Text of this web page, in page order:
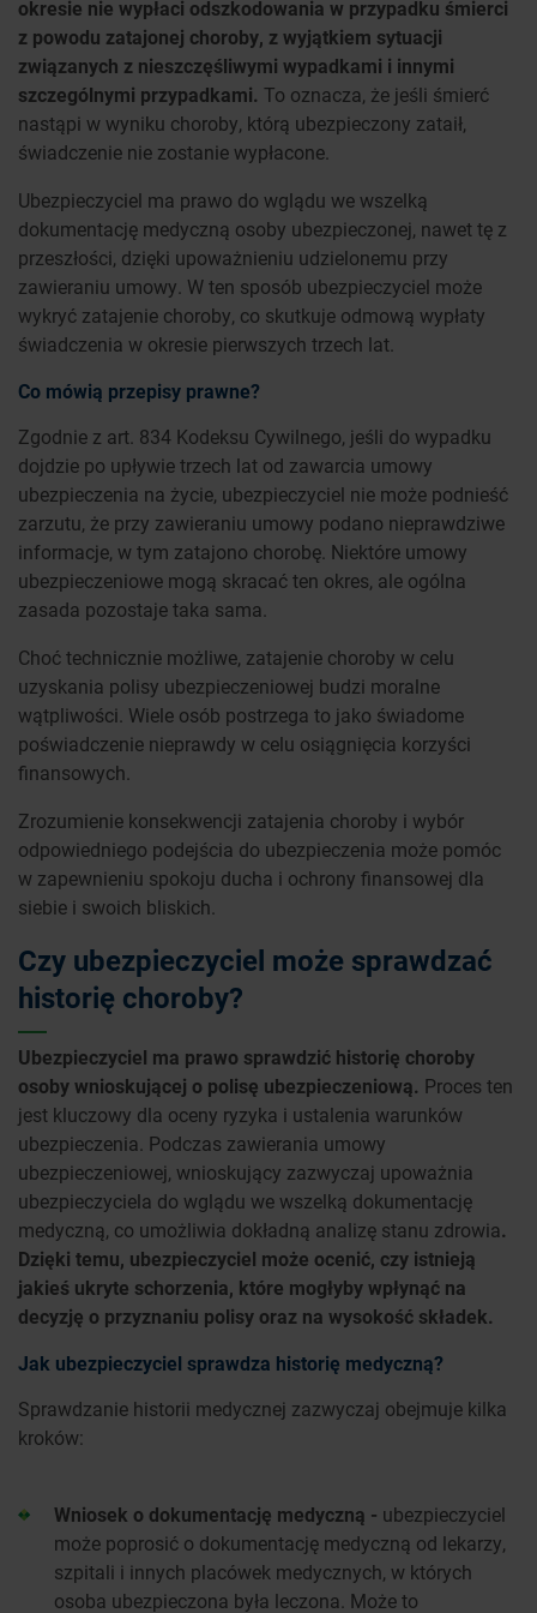
okresie nie wypłaci odszkodowania w przypadku śmierci
z powodu zatajonej choroby, z wyjątkiem sytuacji
związanych z nieszczęśliwymi wypadkami i innymi
szczególnymi przypadkami. To oznacza, że jeśli śmierć
nastąpi w wyniku choroby, którą ubezpieczony zataił,
świadczenie nie zostanie wypłacone.
Ubezpieczyciel ma prawo do wglądu we wszelką
dokumentację medyczną osoby ubezpieczonej, nawet tę z
przeszłości, dzięki upoważnieniu udzielonemu przy
zawieraniu umowy. W ten sposób ubezpieczyciel może
wykryć zatajenie choroby, co skutkuje odmową wypłaty
świadczenia w okresie pierwszych trzech lat.
Co mówią przepisy prawne?
Zgodnie z art. 834 Kodeksu Cywilnego, jeśli do wypadku
dojdzie po upływie trzech lat od zawarcia umowy
ubezpieczenia na życie, ubezpieczyciel nie może podnieść
zarzutu, że przy zawieraniu umowy podano nieprawdziwe
informacje, w tym zatajono chorobę. Niektóre umowy
ubezpieczeniowe mogą skracać ten okres, ale ogólna
zasada pozostaje taka sama.
Choć technicznie możliwe, zatajenie choroby w celu
uzyskania polisy ubezpieczeniowej budzi moralne
wątpliwości. Wiele osób postrzega to jako świadome
poświadczenie nieprawdy w celu osiągnięcia korzyści
finansowych.
Zrozumienie konsekwencji zatajenia choroby i wybór
odpowiedniego podejścia do ubezpieczenia może pomóc
w zapewnieniu spokoju ducha i ochrony finansowej dla
siebie i swoich bliskich.
Czy ubezpieczyciel może sprawdzać
historię choroby?
Ubezpieczyciel ma prawo sprawdzić historię choroby
osoby wnioskującej o polisę ubezpieczeniową. Proces ten
jest kluczowy dla oceny ryzyka i ustalenia warunków
ubezpieczenia. Podczas zawierania umowy
ubezpieczeniowej, wnioskujący zazwyczaj upoważnia
ubezpieczyciela do wglądu we wszelką dokumentację
medyczną, co umożliwia dokładną analizę stanu zdrowia.
Dzięki temu, ubezpieczyciel może ocenić, czy istnieją
jakieś ukryte schorzenia, które mogłyby wpłynąć na
decyzję o przyznaniu polisy oraz na wysokość składek.
Jak ubezpieczyciel sprawdza historię medyczną?
Sprawdzanie historii medycznej zazwyczaj obejmuje kilka
kroków:
Wniosek o dokumentację medyczną - ubezpieczyciel
może poprosić o dokumentację medyczną od lekarzy,
szpitali i innych placówek medycznych, w których
osoba ubezpieczona była leczona. Może to